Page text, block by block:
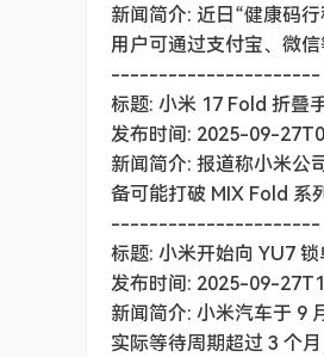
新闻简介: 近日“健康码
用户可通过支付宝、微
----------------------
标题: 小米 17 Fold 折叠
发布时间: 2025-09-
新闻简介: 报道称小米公
备可能打破 MIX Fold 系
----------------------
标题: 小米开始向 YU7
发布时间: 2025-09-
新闻简介: 小米汽车于 9
实际等待周期超过 3 个